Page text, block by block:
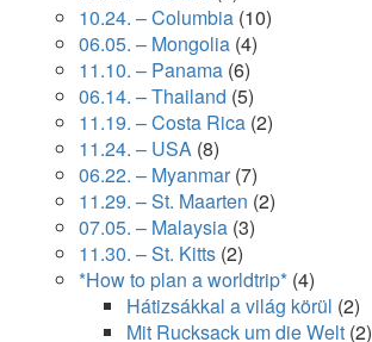
10.24. – Columbia (10)
06.05. – Mongolia (4)
11.10. – Panama (6)
06.14. – Thailand (5)
11.19. – Costa Rica (2)
11.24. – USA (8)
06.22. – Myanmar(7)
11.29. – St. Maarten (2)
07.05. – Malaysia (3)
11.30. – St. Kitts (2)
*How to plan a worldtrip* (4)
Hátizsákkal a világ körül (2)
Mit Rucksack um die Welt (2)